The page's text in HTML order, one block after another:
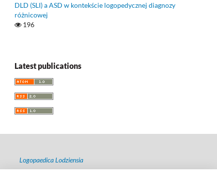
DLD (SLI) a ASD w kontekście logopedycznej diagnozy
różnicowej
196
Latest publications
Logopaedica Lodziensia